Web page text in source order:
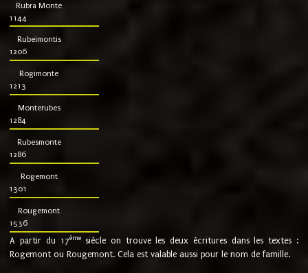
Rubra Monte
1144
Rubeimontis
1206
Rogimonte
1213
Monterubes
1284
Rubesmonte
1286
Rogemont
1301
Rougemont
1536
A partir du 17ème siècle on trouve les deux écritures dans les textes :
Rogemont ou Rougemont. Cela est valable aussi pour le nom de famille.